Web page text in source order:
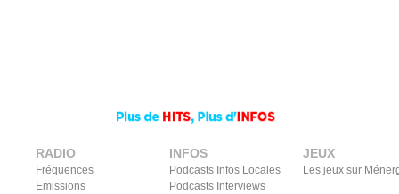
RADIO
Fréquences
Emissions
INFOS
Podcasts Infos Locales
Podcasts Interviews
JEUX
Les jeux sur